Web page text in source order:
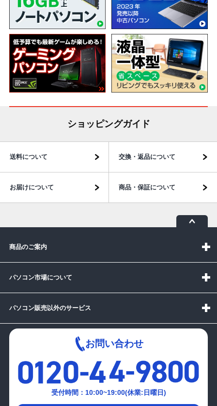
ショッピングガイド
送料について 交換・返品について
お届けについて 商品・保証について
商品のご案内
パソコン市場について
パソコン販売以外のサービス
お問い合わせ
受付時間：10:00~19:00(休業:日曜日)